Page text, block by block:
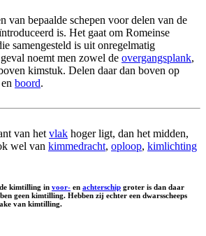
van bepaalde schepen voor delen van de
is. Het gaat om Romeinse
samengesteld is uit onregelmatig
noemt men zowel de overgangsplank,
kimstuk. Delen daar dan boven op
en boord.
van het vlak hoger ligt, dan het midden,
wel van kimmedracht, oploop, kimlichting
kimtilling in voor- en achterschip groter is dan daar
geen kimtilling. Hebben zij echter een dwarsscheeps
van kimtilling.